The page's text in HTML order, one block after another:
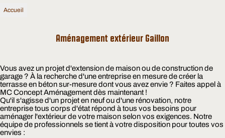
Accueil
Aménagement extérieur Gaillon
Vous avez un projet d'extension de maison ou de construction de
garage ? À la recherche d'une entreprise en mesure de créer la
terrasse en béton sur-mesure dont vous avez envie ? Faites appel à
MC Concept Aménagement dès maintenant !
Qu'il s'agisse d'un projet en neuf ou d'une rénovation, notre
entreprise tous corps d'état répond à tous vos besoins pour
aménager l'extérieur de votre maison selon vos exigences. Notre
équipe de professionnels se tient à votre disposition pour toutes vos
envies :